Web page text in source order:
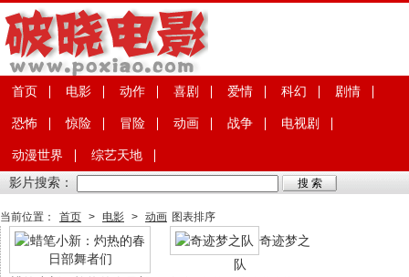
首页 电影 动作 喜剧 爱情 科幻 剧情
恐怖 惊险 冒险 动画 战争 电视剧
动漫世界
综艺天地
影片搜索：
当前位置： 首页 > 电影 > 动画 图表排序
奇迹梦之
队